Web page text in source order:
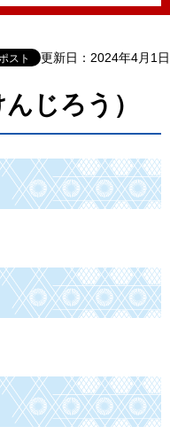
更新日：2024年4月1日
じろう）